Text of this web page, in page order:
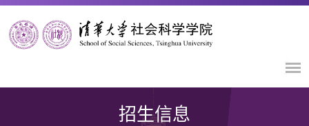
招生信息